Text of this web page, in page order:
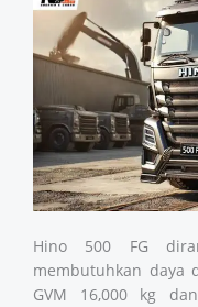
Hino 500 FG
membutuhkan daya
GVM 16,000 kg